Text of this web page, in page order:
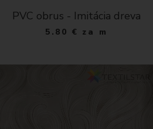
PVC obrus - Imitácia dreva
5.80 € za m